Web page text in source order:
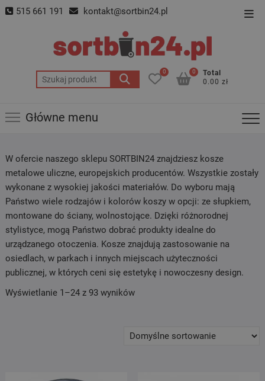
Skip 515 661 191 kontakt@sortbin24.pl
Szukaj:
0
Total
0.00 zł
0
Główne menu
W ofercie naszego sklepu SORTBIN24 znajdziesz kosze
metalowe uliczne, europejskich producentów. Wszystkie zostały
wykonane z wysokiej jakości materiałów. Do wyboru mają
Państwo wiele rodzajów i kolorów koszy w opcji: ze słupkiem,
montowane do ściany, wolnostojące. Dzięki różnorodnej
stylistyce, mogą Państwo dobrać produkty idealne do
urządzanego otoczenia. Kosze znajdują zastosowanie na
osiedlach, w parkach i innych miejscach użyteczności
publicznej, w których ceni się estetykę i nowoczesny design.
Wyświetlanie 1–24 z 93 wyników